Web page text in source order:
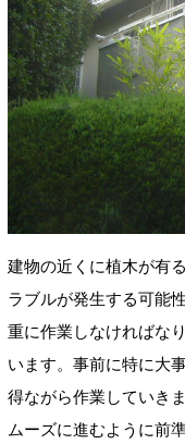
建物の近くに植木が有
ラブルが発生する可能
重に作業しなければな
います。事前に特に大
得ながら作業していき
ムーズに進むように前